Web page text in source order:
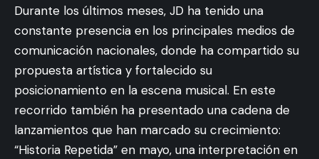
Durante los últimos meses, JD ha tenido una
constante presencia en los principales medios de
comunicación nacionales, donde ha compartido su
propuesta artística y fortalecido su
posicionamiento en la escena musical. En este
recorrido también ha presentado una cadena de
lanzamientos que han marcado su crecimiento:
“Historia Repetida” en mayo, una interpretación en